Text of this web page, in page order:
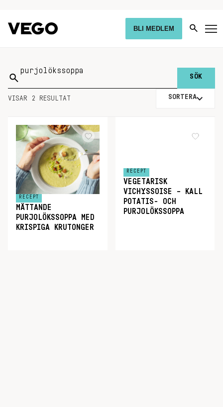
BLI MEDLEM
Sök
på:
VISAR 2 RESULTAT SORTERA
RECEPT
MÄTTANDE
PURJOLÖKSSOPPA MED
KRISPIGA KRUTONGER
RECEPT
VEGETARISK
VICHYSSOISE – KALL
POTATIS- OCH
PURJOLÖKSSOPPA